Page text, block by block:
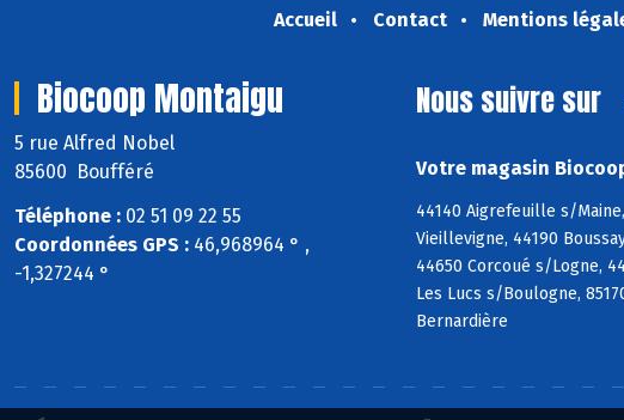
Accueil Contact Mentions
Biocoop Montaigu
5 rue Alfred Nobel
85600 Boufféré
Téléphone : 02 51 09 22 55
Coordonnées GPS : 46,968964 ° ,
-1,327244 °
Nous suivre sur
Votre magasin
44140 Aigrefeuille s/
Vieillevigne, 44190
44650 Corcoué s/Logne,
Les Lucs s/Boulogne,
Bernardière